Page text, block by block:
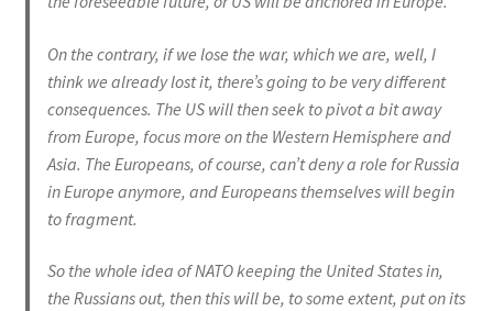
On the contrary, if we lose the war, which we are, well, I
think we already lost it, there’s going to be very different
consequences. The US will then seek to pivot a bit away
from Europe, focus more on the Western Hemisphere and
Asia. The Europeans, of course, can’t deny a role for Russia
in Europe anymore, and Europeans themselves will begin
to fragment.
So the whole idea of NATO keeping the United States in,
the Russians out, then this will be, to some extent, put on its